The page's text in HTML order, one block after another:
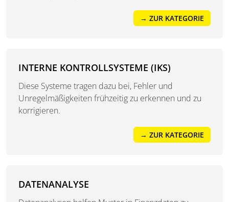
→ ZUR KATEGORIE
INTERNE KONTROLLSYSTEME (IKS)
Diese Systeme tragen dazu bei, Fehler und
Unregelmäßigkeiten frühzeitig zu erkennen und zu
korrigieren.
→ ZUR KATEGORIE
DATENANALYSE